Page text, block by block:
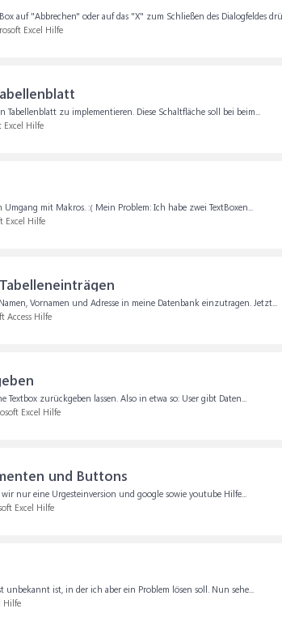
auf "Abbrechen" oder auf das "X" zum Schließen des Dialogfeldes
Excel Hilfe
zu implementieren. Diese Schaltfläche soll bei beim...
Excel Hilfe
mit Makros. :( Mein Problem: Ich habe zwei TextBoxen...
Excel Hilfe
Vornamen und Adresse in meine Datenbank einzutragen. Jetzt...
Access Hilfe
zurückgeben lassen. Also in etwa so: User gibt Daten...
Excel Hilfe
und Buttons
nur eine Urgesteinversion und google sowie youtube Hilfe...
Excel Hilfe
unbekannt ist, in der ich aber ein Problem lösen soll. Nun sehe...
Hilfe